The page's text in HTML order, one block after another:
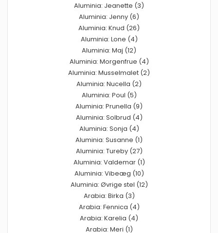
Aluminia: Jeanette (3)
Aluminia: Jenny (6)
Aluminia: Knud (26)
Aluminia: Lone (4)
Aluminia: Maj (12)
Aluminia: Morgenfrue (4)
Aluminia: Musselmalet (2)
Aluminia: Nucella (2)
Aluminia: Poul (5)
Aluminia: Prunella (9)
Aluminia: Solbrud (4)
Aluminia: Sonja (4)
Aluminia: Susanne (1)
Aluminia: Tureby (27)
Aluminia: Valdemar (1)
Aluminia: Vibeæg (10)
Aluminia: Øvrige stel (12)
Arabia: Birka (3)
Arabia: Fennica (4)
Arabia: Karelia (4)
Arabia: Meri (1)